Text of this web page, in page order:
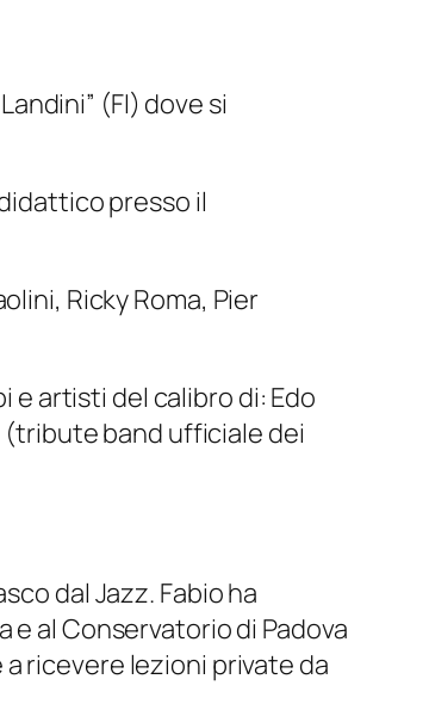
(FI) dove si
presso il
Ricky Roma, Pier
artisti del calibro di: Edo
(tribute band ufficiale dei
dal Jazz. Fabio ha
e al Conservatorio di Padova
ricevere lezioni private da